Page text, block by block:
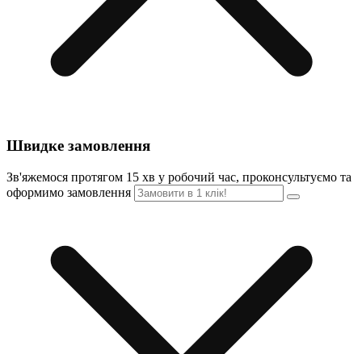
Швидке замовлення
Зв'яжемося протягом 15 хв у робочий час, проконсультуємо та
оформимо замовлення